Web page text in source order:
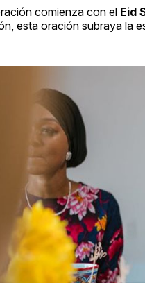
comienza con el Eid
esta oración subraya la